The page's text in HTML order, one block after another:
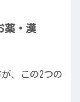
薬・漢
、この2つの